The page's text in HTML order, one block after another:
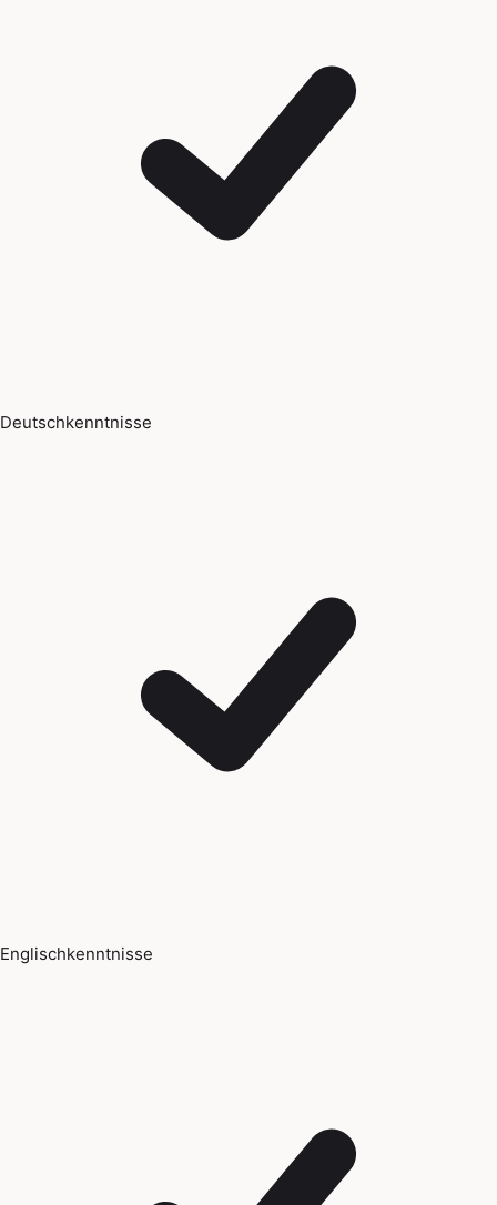
Deutschkenntnisse
Englischkenntnisse